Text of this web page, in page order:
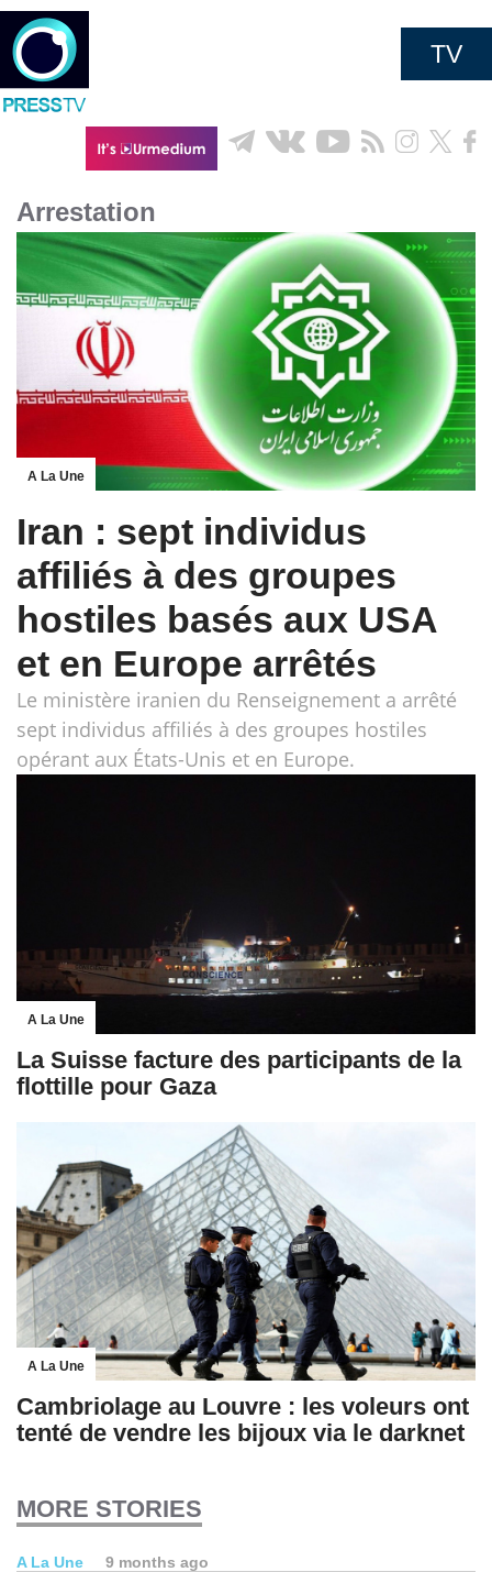
TV
Arrestation
A La Une
Iran : sept individus
affiliés à des groupes
hostiles basés aux USA
et en Europe arrêtés
Le ministère iranien du Renseignement a arrêté
sept individus affiliés à des groupes hostiles
opérant aux États-Unis et en Europe.
A La Une
La Suisse facture des participants de la
flottille pour Gaza
A La Une
Cambriolage au Louvre : les voleurs ont
tenté de vendre les bijoux via le darknet
MORE STORIES
A La Une 9 months ago